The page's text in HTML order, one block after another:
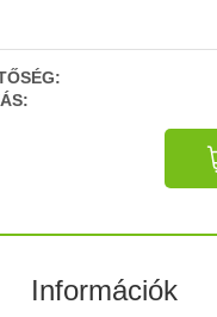
Információk